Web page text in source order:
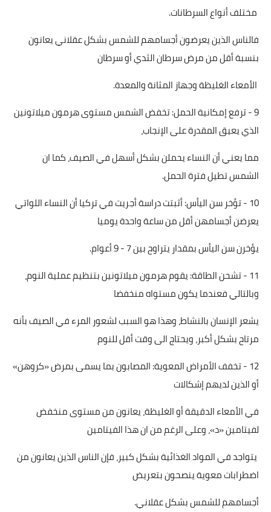
مختلف أنواع السرطانات.
فالناس الذين يعرضون أجسامهم للشمس بشكل عقلاني يعانون
بنسبة أقل من مرض سرطان الثدي أو سرطان
الأمعاء الغليظة وجهاز المثانة والمعدة.
9 - ترفع إمكانية الحمل: تخفض الشمس مستوى هرمون ميلاتونين
الذي يعيق المقدرة على الإنجاب،
مما يعني أن النساء يحملن بشكل أسهل في الصيف، كما ان
الشمس تطيل فترة الحمل.
10 - تؤخر سن اليأس: أثبتت دراسة أجريت في تركيا أن النساء اللواتي
يعرضن أجسامهن أقل من ساعة واحدة يوميا
يؤخرن سن اليأس بمقدار يتراوح بين 7 - 9 أعوام.
11 - تشحن الطاقة: يقوم هرمون ميلاتونين بتنظيم عملية النوم،
وبالتالي فعندما يكون مستواه منخفضا
يشعر الإنسان بالنشاط، وهذا هو السبب لشعور المرء في الصيف بأنه
مرتاح بشكل أكبر، ويحتاج الى وقت أقل للنوم
12 - تخفف الأمراض المعوية: المصابون بما يسمى بمرض «كروهن»
أو الذين لديهم إشكالات
في الأمعاء الدقيقة أو الغليظة، يعانون من مستوى منخفض
لفيتامين «د»، وعلى الرغم من ان هذا الفيتامين
يتواجد في المواد الغذائية بشكل كبير، فإن الناس الذين يعانون من
اضطرابات معوية ينصحون بتعريض
أجسامهم للشمس بشكل عقلاني.